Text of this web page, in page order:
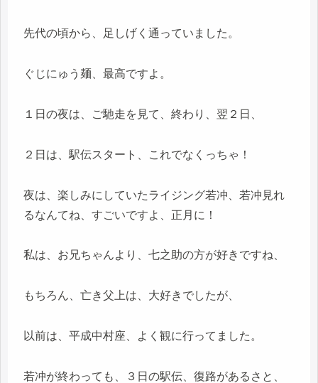
先代の頃から、足しげく通っていました。
ぐじにゅう麺、最高ですよ。
１日の夜は、ご馳走を見て、終わり、翌２日、
２日は、駅伝スタート、これでなくっちゃ！
夜は、楽しみにしていたライジング若冲、若冲見れ
るなんてね、すごいですよ、正月に！
私は、お兄ちゃんより、七之助の方が好きですね、
もちろん、亡き父上は、大好きでしたが、
以前は、平成中村座、よく観に行ってました。
若冲が終わっても、３日の駅伝、復路があるさと、